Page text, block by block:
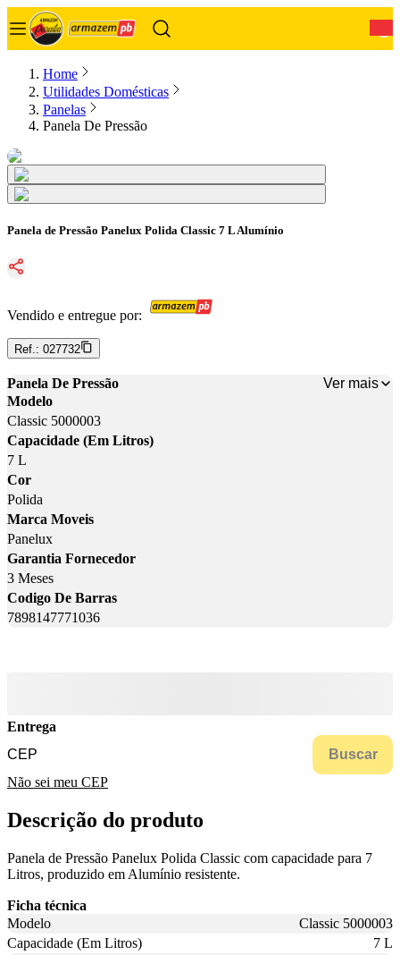
Home
Utilidades Domésticas
Panelas
Panela De Pressão
Panela de Pressão Panelux Polida Classic 7 L Alumínio
Vendido e entregue por:
Ref.: 027732
Panela De Pressão
Ver mais
Modelo
Classic 5000003
Capacidade (Em Litros)
7 L
Cor
Polida
Marca Moveis
Panelux
Garantia Fornecedor
3 Meses
Codigo De Barras
7898147771036
Entrega
Buscar
Não sei meu CEP
Descrição do produto
Panela de Pressão Panelux Polida Classic com capacidade para 7
Litros, produzido em Alumínio resistente.
Ficha técnica
Modelo
Classic 5000003
Capacidade (Em Litros)
7 L